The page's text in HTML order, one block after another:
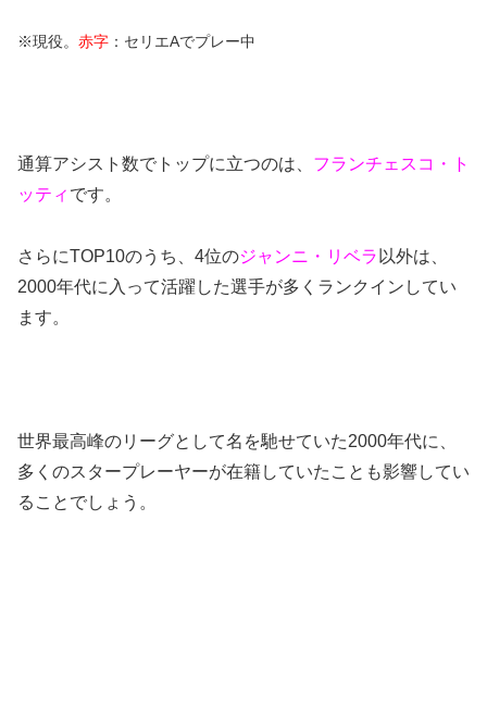
※現役。 赤字 ：セリエAでプレー中
通算アシスト数でトップに立つのは、 フランチェスコ・ト
ッティ です。
さらにTOP10のうち、4位のジャンニ・リベラ 以外は、
2000年代に入って活躍した選手が多くランクインしてい
ます。
世界最高峰のリーグとして名を馳せていた2000年代に、
多くのスタープレーヤーが在籍していたことも影響してい
ることでしょう。